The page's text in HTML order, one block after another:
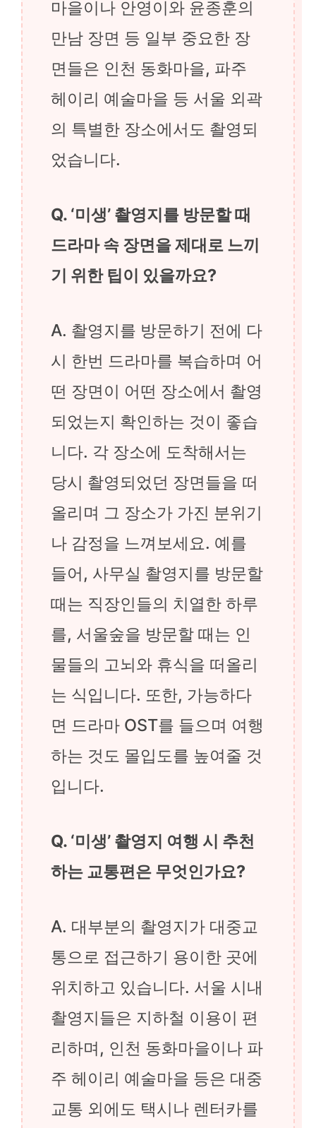
마을이나 안영이와 윤종훈의
만남 장면 등 일부 중요한 장
면들은 인천 동화마을, 파주
헤이리 예술마을 등 서울 외곽
의 특별한 장소에서도 촬영되
었습니다.
Q. ‘미생’ 촬영지를 방문할 때
드라마 속 장면을 제대로 느끼
기 위한 팁이 있을까요?
A. 촬영지를 방문하기 전에 다
시 한번 드라마를 복습하며 어
떤 장면이 어떤 장소에서 촬영
되었는지 확인하는 것이 좋습
니다. 각 장소에 도착해서는
당시 촬영되었던 장면들을 떠
올리며 그 장소가 가진 분위기
나 감정을 느껴보세요. 예를
들어, 사무실 촬영지를 방문할
때는 직장인들의 치열한 하루
를, 서울숲을 방문할 때는 인
물들의 고뇌와 휴식을 떠올리
는 식입니다. 또한, 가능하다
면 드라마 OST를 들으며 여행
하는 것도 몰입도를 높여줄 것
입니다.
Q. ‘미생’ 촬영지 여행 시 추천
하는 교통편은 무엇인가요?
A. 대부분의 촬영지가 대중교
통으로 접근하기 용이한 곳에
위치하고 있습니다. 서울 시내
촬영지들은 지하철 이용이 편
리하며, 인천 동화마을이나 파
주 헤이리 예술마을 등은 대중
교통 외에도 택시나 렌터카를